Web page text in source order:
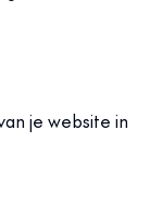
je website in